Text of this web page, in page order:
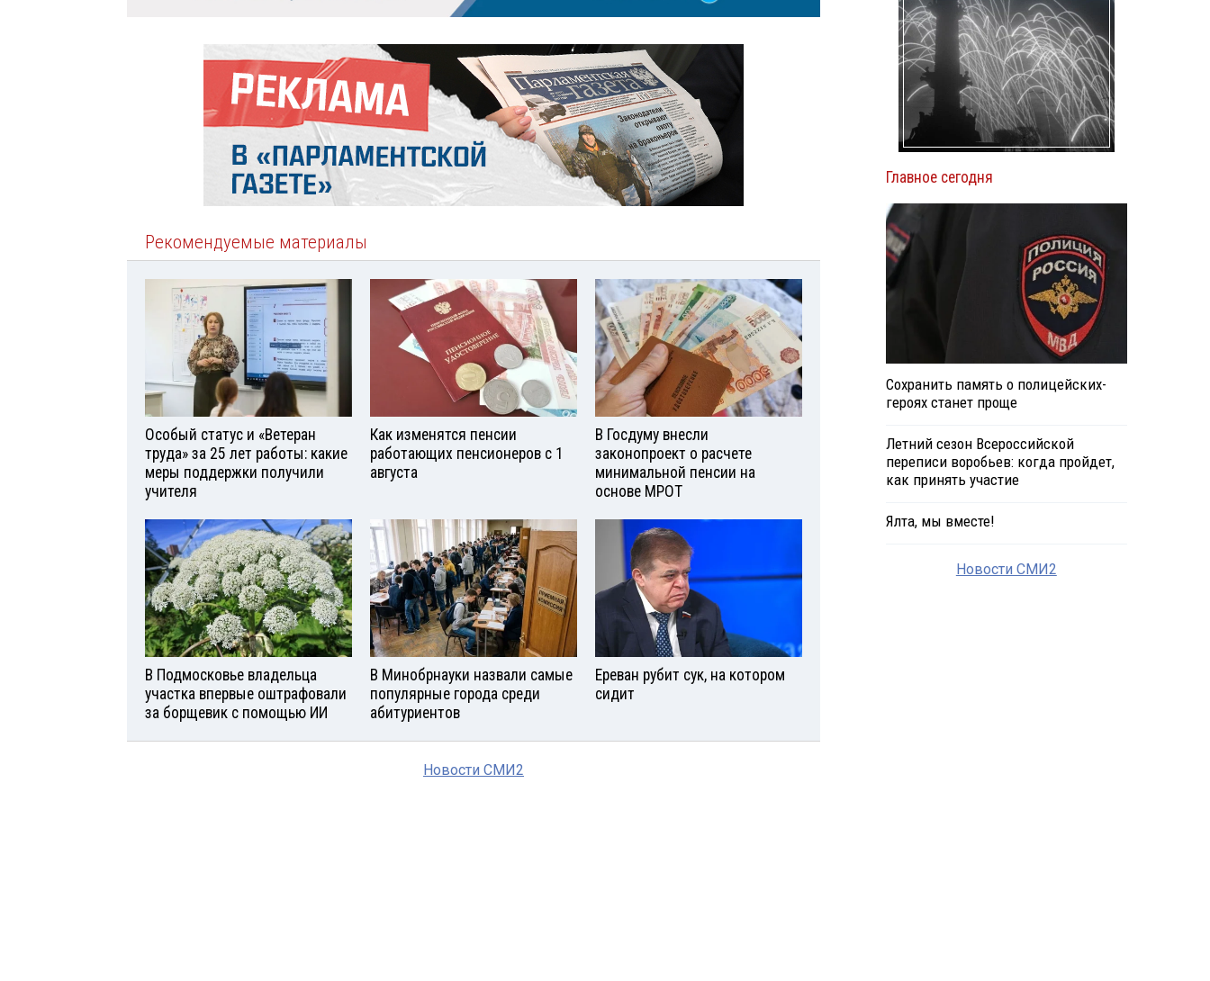
Рекомендуемые материалы
Особый статус и «Ветеран
труда» за 25 лет работы: какие
меры поддержки получили
учителя
Как изменятся пенсии
работающих пенсионеров с 1
августа
В Госдуму внесли
законопроект о расчете
минимальной пенсии на
основе МРОТ
В Подмосковье владельца
участка впервые оштрафовали
за борщевик с помощью ИИ
В Минобрнауки назвали самые
популярные города среди
абитуриентов
Ереван рубит сук, на котором
сидит
Новости СМИ2
Главное сегодня
Сохранить память о полицейских-
героях станет проще
Летний сезон Всероссийской
переписи воробьев: когда пройдет,
как принять участие
Ялта, мы вместе!
Новости СМИ2